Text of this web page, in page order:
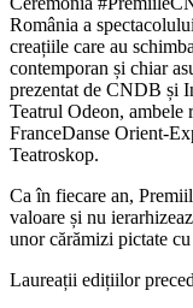
România a
creațiile care au
contemporan și chiar
prezentat de CNDB și
Teatrul Odeon,
FranceDanse Orient-
Teatroskop.
Ca în fiecare an,
valoare și nu
unor cărămizi pictate
Laureații edițiilor